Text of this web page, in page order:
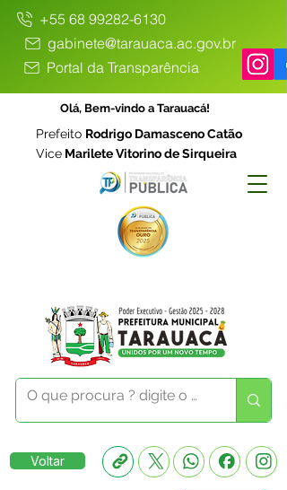
+55 68 99282-6130
gabinete@tarauaca.ac.gov.br
Portal da Transparência
Olá, Bem-vindo a Tarauacá!
Prefeito Rodrigo Damasceno Catão
Vice Marilete Vitorino de Sirqueira
Voltar